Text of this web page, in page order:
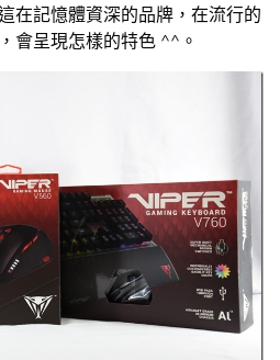
在記憶體資深的品牌，在流行的
會呈現怎樣的特色 ^^。